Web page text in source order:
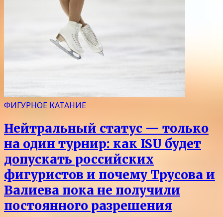
ФИГУРНОЕ КАТАНИЕ
Нейтральный статус — только
на один турнир: как ISU будет
допускать российских
фигуристов и почему Трусова и
Валиева пока не получили
постоянного разрешения